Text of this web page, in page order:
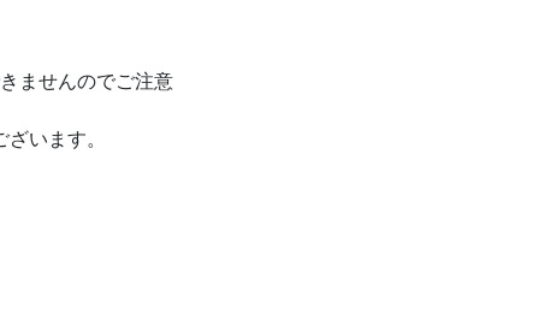
ませんのでご注意
います。